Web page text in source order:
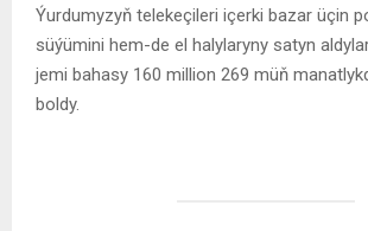
Ýurdumyzyň telekeçileri içerki bazar üçin
süýümini hem-de el halylaryny satyn
jemi bahasy 160 million 269 müň
boldy.